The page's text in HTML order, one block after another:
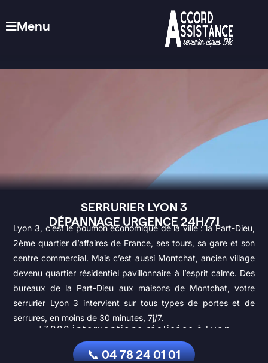
Menu
SERRURIER LYON 3
DÉPANNAGE URGENCE 24H/7J
Lyon 3, c’est le poumon économique de la ville : la Part-Dieu,
2ème quartier d’affaires de France, ses tours, sa gare et son
centre commercial. Mais c’est aussi Montchat, ancien village
devenu quartier résidentiel pavillonnaire à l’esprit calme. Des
bureaux de la Part-Dieu aux maisons de Montchat, votre
serrurier Lyon 3 intervient sur tous types de portes et de
serrures, en moins de 30 minutes, 7j/7.
+3000 interventions réalisées à Lyon
📞 04 78 24 01 01